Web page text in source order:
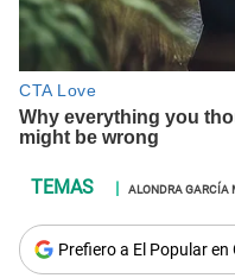
ALONDRA GARCÍA
Prefiero a El Popular en